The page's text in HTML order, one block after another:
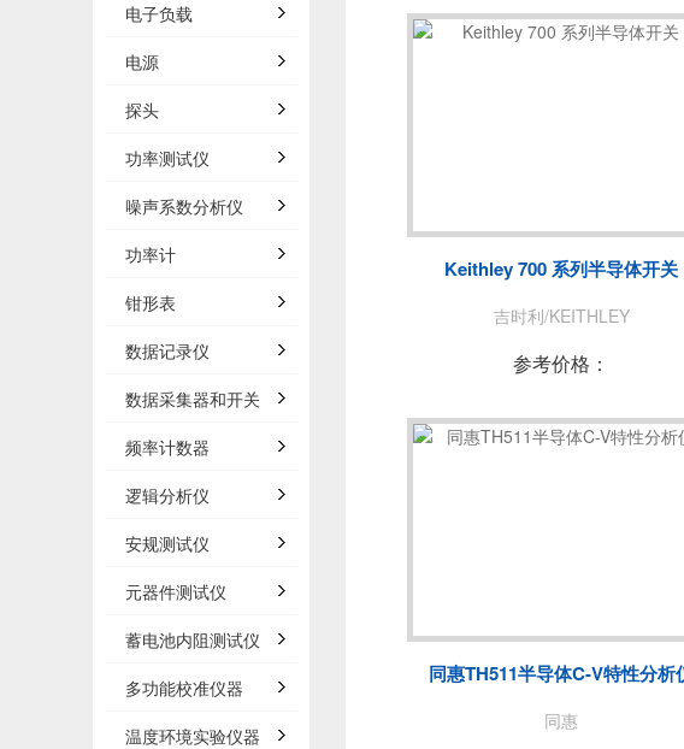
电子负载
电源
探头
功率测试仪
噪声系数分析仪
功率计
钳形表
数据记录仪
数据采集器和开关
频率计数器
逻辑分析仪
安规测试仪
元器件测试仪
蓄电池内阻测试仪
多功能校准仪器
温度环境实验仪器
BNC
Keithley 700 系列半导体开关
吉时利/KEITHLEY
参考价格：
同惠TH511半导体C-V特性分析
同惠